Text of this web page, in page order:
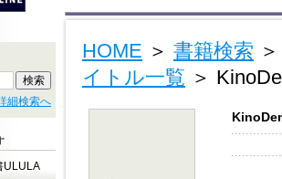
細検索へ
ULULA
HOME ＞ 書籍検索
イトル一覧 ＞